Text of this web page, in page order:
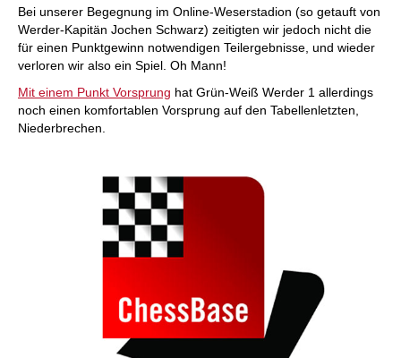
Bei unserer Begegnung im Online-Weserstadion (so getauft von
Werder-Kapitän Jochen Schwarz) zeitigten wir jedoch nicht die
für einen Punktgewinn notwendigen Teilergebnisse, und wieder
verloren wir also ein Spiel. Oh Mann!
Mit einem Punkt Vorsprung hat Grün-Weiß Werder 1 allerdings
noch einen komfortablen Vorsprung auf den Tabellenletzten,
Niederbrechen.